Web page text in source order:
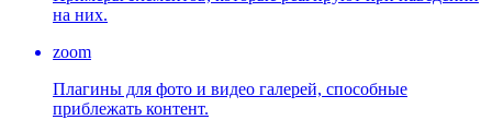
на них.
zoom
Плагины для фото и видео галерей, способные
приблежать контент.